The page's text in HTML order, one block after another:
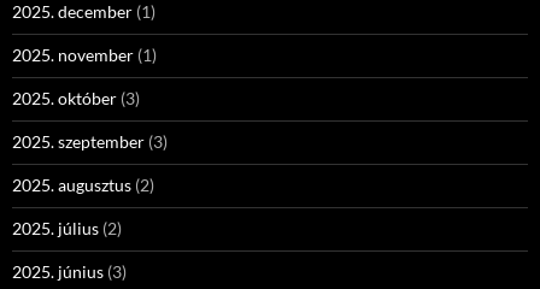
2025. december (1)
2025. november (1)
2025. október (3)
2025. szeptember (3)
2025. augusztus (2)
2025. július (2)
2025. június (3)